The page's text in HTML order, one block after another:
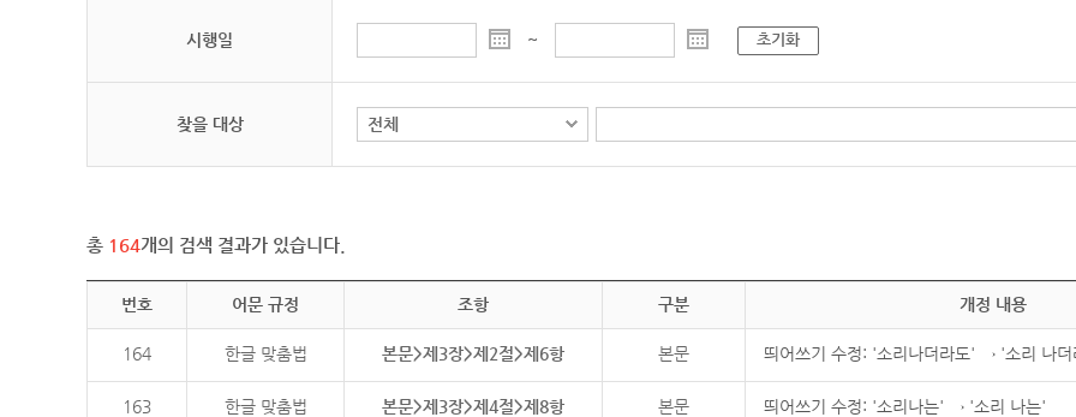
시행일 ~ 초기화
찾을 대상
총 164개의 검색 결과가 있습니다.
번호 어문 규정 조항 구분 개정 내용
164 한글 맞춤법 본문>제3장>제2절>제6항 본문 띄어쓰기 수정: '소리나더라도' → '소리 나더
163 한글 맞춤법 본문>제3장>제4절>제8항 본문 띄어쓰기 수정: '소리나는' → '소리 나는'